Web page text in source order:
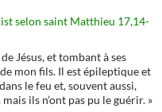
selon saint Matthieu 17,14-
Jésus, et tombant à ses
mon fils. Il est épileptique et
le feu et, souvent aussi,
mais ils n’ont pas pu le guérir. »